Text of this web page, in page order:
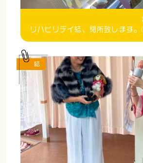
リハビリデイ結、閉所致します
結